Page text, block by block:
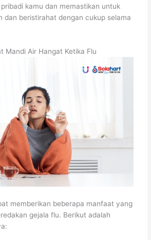
kamu dan memastikan untuk
dan beristirahat dengan cukup selama
Mandi Air Hangat Ketika Flu
memberikan beberapa manfaat yang
gejala flu. Berikut adalah